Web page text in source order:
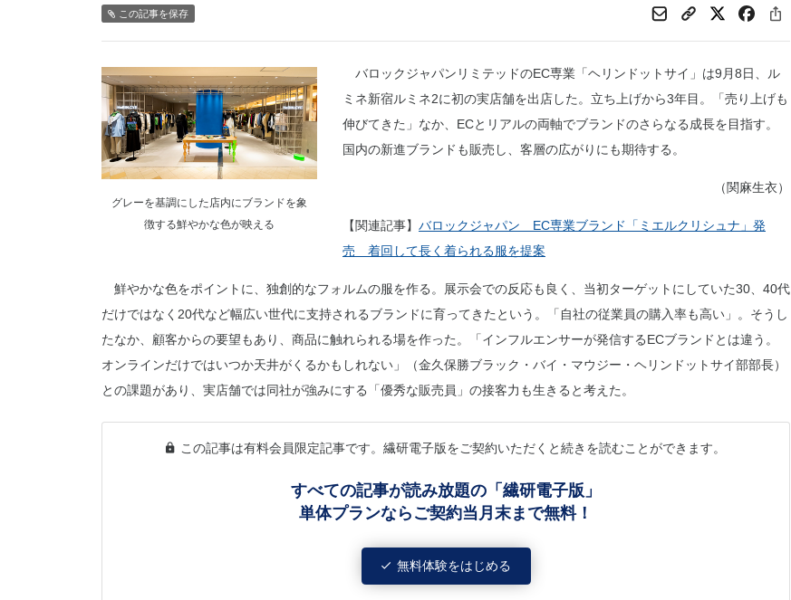
この記事を保存
グレーを基調にした店内にブランドを象
徴する鮮やかな色が映える
バロックジャパンリミテッドのEC専業「ヘリンドットサイ」は9月8日、ル
ミネ新宿ルミネ2に初の実店舗を出店した。立ち上げから3年目。「売り上げも
伸びてきた」なか、ECとリアルの両軸でブランドのさらなる成長を目指す。
国内の新進ブランドも販売し、客層の広がりにも期待する。
（関麻生衣）
【関連記事】 バロックジャパン EC専業ブランド「ミエルクリシュナ」発
売 着回して長く着られる服を提案
鮮やかな色をポイントに、独創的なフォルムの服を作る。展示会での反応も良く、当初ターゲットにしていた30、40代
だけではなく20代など幅広い世代に支持されるブランドに育ってきたという。「自社の従業員の購入率も高い」。そうし
たなか、顧客からの要望もあり、商品に触れられる場を作った。「インフルエンサーが発信するECブランドとは違う。
オンラインだけではいつか天井がくるかもしれない」（金久保勝ブラック・バイ・マウジー・ヘリンドットサイ部部長）
との課題があり、実店舗では同社が強みにする「優秀な販売員」の接客力も生きると考えた。
この記事は有料会員限定記事です。繊研電子版をご契約いただくと続きを読むことができます。
すべての記事が読み放題の「繊研電子版」
単体プランならご契約当月末まで無料！
無料体験をはじめる